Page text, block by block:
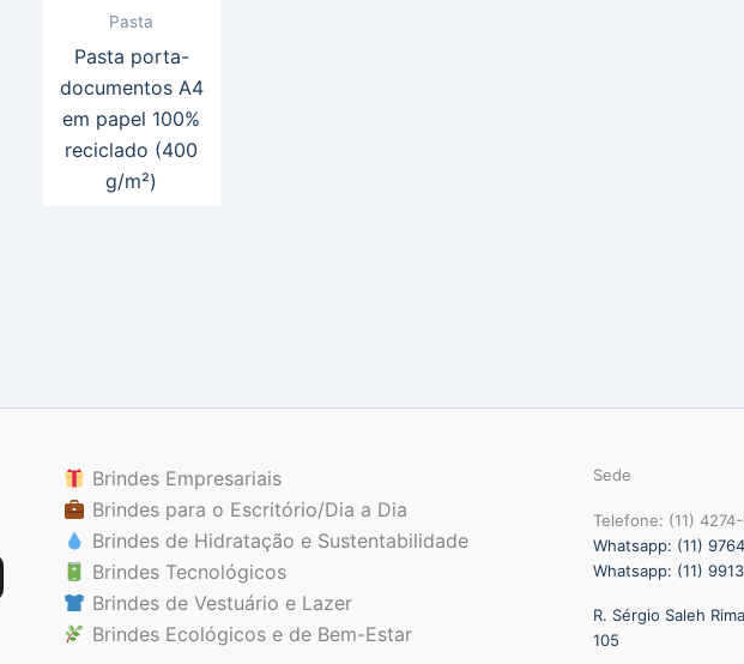
Pasta
Pasta porta-
documentos A4
em papel 100%
reciclado (400
g/m²)
Brindes Empresariais
Brindes para o Escritório/Dia a Dia
Brindes de Hidratação e Sustentabilidade
Brindes Tecnológicos
Brindes de Vestuário e Lazer
Brindes Ecológicos e de Bem-Estar
Sede
Telefone: (11)
Whatsapp: (11)
Whatsapp: (11)
R. Sérgio Saleh
105